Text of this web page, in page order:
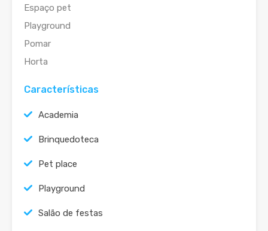
Espaço pet
Playground
Pomar
Horta
Características
Academia
Brinquedoteca
Pet place
Playground
Salão de festas